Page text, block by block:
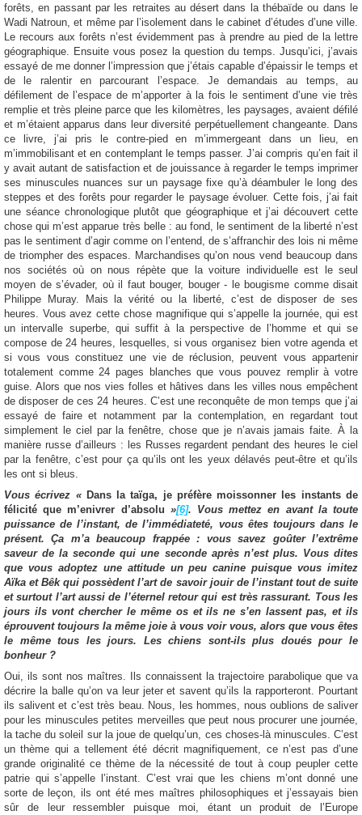
forêts, en passant par les retraites au désert dans la thébaïde ou dans le
Wadi Natroun, et même par l’isolement dans le cabinet d’études d’une ville.
Le recours aux forêts n’est évidemment pas à prendre au pied de la lettre
géographique. Ensuite vous posez la question du temps. Jusqu’ici, j’avais
essayé de me donner l’impression que j’étais capable d’épaissir le temps et
de le ralentir en parcourant l’espace. Je demandais au temps, au
défilement de l’espace de m’apporter à la fois le sentiment d’une vie très
remplie et très pleine parce que les kilomètres, les paysages, avaient défilé
et m’étaient apparus dans leur diversité perpétuellement changeante. Dans
ce livre, j’ai pris le contre-pied en m’immergeant dans un lieu, en
m’immobilisant et en contemplant le temps passer. J’ai compris qu’en fait il
y avait autant de satisfaction et de jouissance à regarder le temps imprimer
ses minuscules nuances sur un paysage fixe qu’à déambuler le long des
steppes et des forêts pour regarder le paysage évoluer. Cette fois, j’ai fait
une séance chronologique plutôt que géographique et j’ai découvert cette
chose qui m’est apparue très belle : au fond, le sentiment de la liberté n’est
pas le sentiment d’agir comme on l’entend, de s’affranchir des lois ni même
de triompher des espaces. Marchandises qu’on nous vend beaucoup dans
nos sociétés où on nous répète que la voiture individuelle est le seul
moyen de s’évader, où il faut bouger, bouger - le bougisme comme disait
Philippe Muray. Mais la vérité ou la liberté, c’est de disposer de ses
heures. Vous avez cette chose magnifique qui s’appelle la journée, qui est
un intervalle superbe, qui suffit à la perspective de l’homme et qui se
compose de 24 heures, lesquelles, si vous organisez bien votre agenda et
si vous vous constituez une vie de réclusion, peuvent vous appartenir
totalement comme 24 pages blanches que vous pouvez remplir à votre
guise. Alors que nos vies folles et hâtives dans les villes nous empêchent
de disposer de ces 24 heures. C’est une reconquête de mon temps que j’ai
essayé de faire et notamment par la contemplation, en regardant tout
simplement le ciel par la fenêtre, chose que je n’avais jamais faite. À la
manière russe d’ailleurs : les Russes regardent pendant des heures le ciel
par la fenêtre, c’est pour ça qu’ils ont les yeux délavés peut-être et qu’ils
les ont si bleus.
Vous écrivez « Dans la taïga, je préfère moissonner les instants de
félicité que m’enivrer d’absolu »[6]. Vous mettez en avant la toute
puissance de l’instant, de l’immédiateté, vous êtes toujours dans le
présent.Ça m’a beaucoup frappée : vous savez goûter l’extrême
saveur de la seconde qui une seconde après n’est plus. Vous dites
que vous adoptez une attitude un peu canine puisque vous imitez
Aïka et Bêk qui possèdent l’art de savoir jouir de l’instant tout de suite
et surtout l’art aussi de l’éternel retour qui est très rassurant. Tous les
jours ils vont chercher le même os et ils ne s’en lassent pas, et ils
éprouvent toujours la même joie à vous voir vous, alors que vous êtes
le même tous les jours. Les chiens sont-ils plus doués pour le
bonheur ?
Oui, ils sont nos maîtres. Ils connaissent la trajectoire parabolique que va
décrire la balle qu’on va leur jeter et savent qu’ils la rapporteront. Pourtant
ils salivent et c’est très beau. Nous, les hommes, nous oublions de saliver
pour les minuscules petites merveilles que peut nous procurer une journée,
la tache du soleil sur la joue de quelqu’un, ces choses-là minuscules. C’est
un thème qui a tellement été décrit magnifiquement, ce n’est pas d’une
grande originalité ce thème de la nécessité de tout à coup peupler cette
patrie qui s’appelle l’instant. C’est vrai que les chiens m’ont donné une
sorte de leçon, ils ont été mes maîtres philosophiques et j’essayais bien
sûr de leur ressembler puisque moi, étant un produit de l’Europe